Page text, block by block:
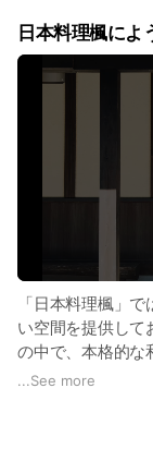
日本料理楓によ
「日本料理楓」
い空間を提供して
の中で、本格的な
す。
...See more